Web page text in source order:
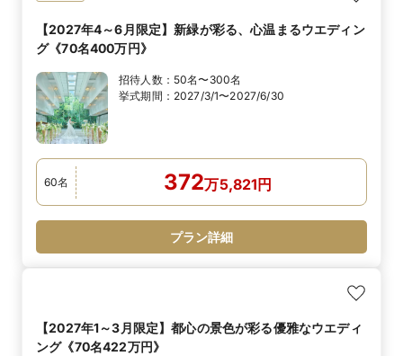
【2027年4～6月限定】新緑が彩る、心温まるウエディン
グ《70名400万円》
招待人数： 50名〜300名
挙式期間： 2027/3/1〜2027/6/30
60名 372万5,821円
プラン詳細
【2027年1～3月限定】都心の景色が彩る優雅なウエディ
ング《70名422万円》